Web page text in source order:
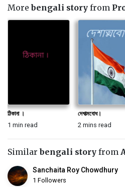
Morebengali story from
ঠিকানা ।
1 min read
দেশাত্মবোধ।
2 mins read
Similarbengali story from
Sanchaita Roy Chowdhury
1 Followers